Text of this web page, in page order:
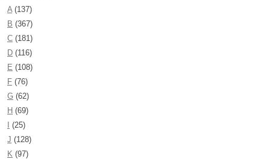
A(137)
B (367)
C (181)
D (116)
E (108)
F (76)
G (62)
H (69)
(25)
J (128)
K (97)